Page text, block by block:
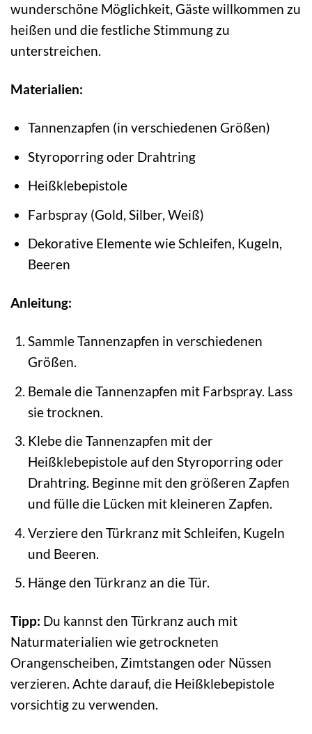
wunderschöne Möglichkeit, Gäste willkommen zu
heißen und die festliche Stimmung zu
unterstreichen.
Materialien:
Tannenzapfen (in verschiedenen Größen)
Styroporring oder Drahtring
Heißklebepistole
Farbspray (Gold, Silber, Weiß)
Dekorative Elemente wie Schleifen, Kugeln,
Beeren
Anleitung:
Sammle Tannenzapfen in verschiedenen
Größen.
Bemale die Tannenzapfen mit Farbspray. Lass
sie trocknen.
Klebe die Tannenzapfen mit der
Heißklebepistole auf den Styroporring oder
Drahtring. Beginne mit den größeren Zapfen
und fülle die Lücken mit kleineren Zapfen.
Verziere den Türkranz mit Schleifen, Kugeln
und Beeren.
Hänge den Türkranz an die Tür.
Tipp: Du kannst den Türkranz auch mit
Naturmaterialien wie getrockneten
Orangenscheiben, Zimtstangen oder Nüssen
verzieren. Achte darauf, die Heißklebepistole
vorsichtig zu verwenden.